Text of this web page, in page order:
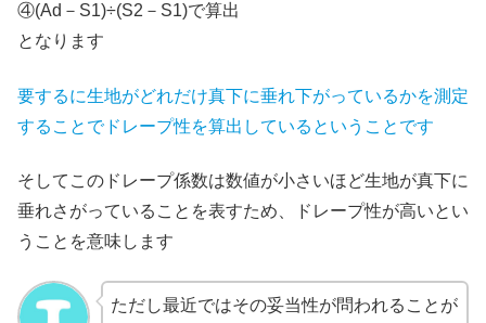
④(Ad－S1)÷(S2－S1)で算出
となります
要するに生地がどれだけ真下に垂れ下がっているかを測定
することでドレープ性を算出しているということです
そしてこのドレープ係数は数値が小さいほど生地が真下に
垂れさがっていることを表すため、ドレープ性が高いとい
うことを意味します
ただし最近ではその妥当性が問われることが